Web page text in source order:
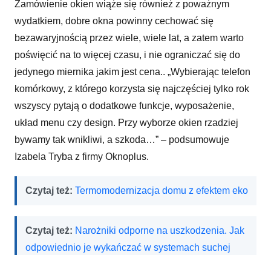
Zamówienie okien wiąże się również z poważnym
wydatkiem, dobre okna powinny cechować się
bezawaryjnością przez wiele, wiele lat, a zatem warto
poświęcić na to więcej czasu, i nie ograniczać się do
jedynego miernika jakim jest cena.. „Wybierając telefon
komórkowy, z którego korzysta się najczęściej tylko rok
wszyscy pytają o dodatkowe funkcje, wyposażenie,
układ menu czy design. Przy wyborze okien rzadziej
bywamy tak wnikliwi, a szkoda…” – podsumowuje
Izabela Tryba z firmy Oknoplus.
Czytaj też: Termomodernizacja domu z efektem eko
Czytaj też: Narożniki odporne na uszkodzenia. Jak
odpowiednio je wykańczać w systemach suchej